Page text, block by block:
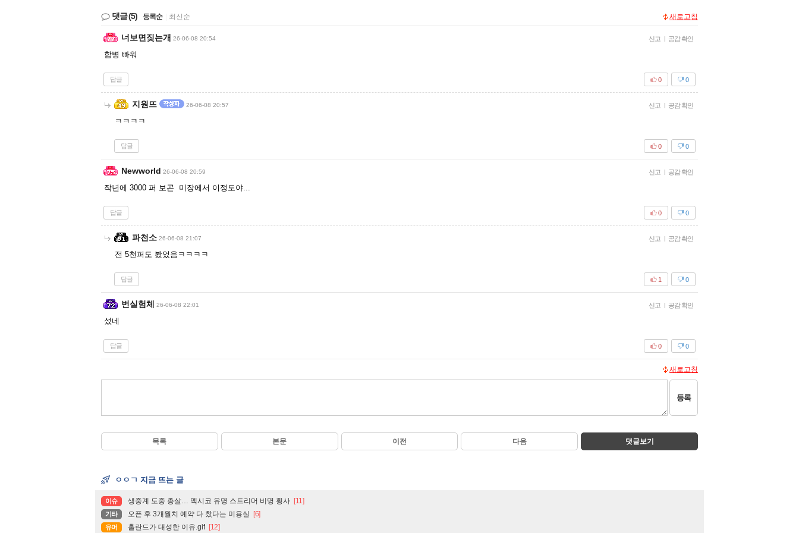
댓글(5) 등록순 최신순 새로고침
너보면짖는개 26-06-08 20:54 신고 | 공감 확인
합병 빠워
답글 0
0
지원뜨 26-06-08 20:57 신고 | 공감 확인
ㅋㅋㅋㅋ
답글 0
0
Newworld 26-06-08 20:59 신고 | 공감 확인
작년에 3000 퍼 보곤 미장에서 이정도야...
답글 0
0
파천소 26-06-08 21:07 신고 | 공감 확인
전 5천퍼도 봤었음ㅋㅋㅋㅋ
답글 0
1
번실험체 26-06-08 22:01 신고 | 공감 확인
섰네
답글 0
0
새로고침
등록
목록 본문 이전 다음 댓글보기
ㅇㅇㄱ 지금 뜨는 글
이슈 생중계 도중 총살… 멕시코 유명 스트리머 비명 횡사 [11]
기타 오픈 후 3개월치 예약 다 찼다는 미용실 [6]
유머 홀란드가 대성한 이유.gif [12]